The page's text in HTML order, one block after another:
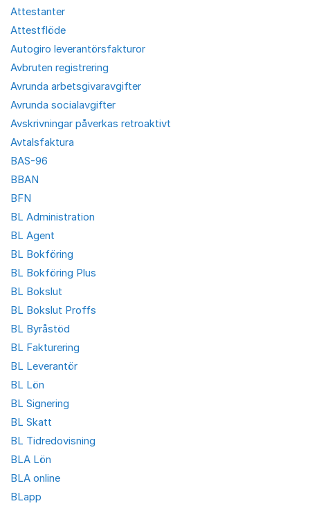
Attestanter
Attestflöde
Autogiro leverantörsfakturor
Avbruten registrering
Avrunda arbetsgivaravgifter
Avrunda socialavgifter
Avskrivningar påverkas retroaktivt
Avtalsfaktura
BAS-96
BBAN
BFN
BL Administration
BL Agent
BL Bokföring
BL Bokföring Plus
BL Bokslut
BL Bokslut Proffs
BL Byråstöd
BL Fakturering
BL Leverantör
BL Lön
BL Signering
BL Skatt
BL Tidredovisning
BLA Lön
BLA online
BLapp